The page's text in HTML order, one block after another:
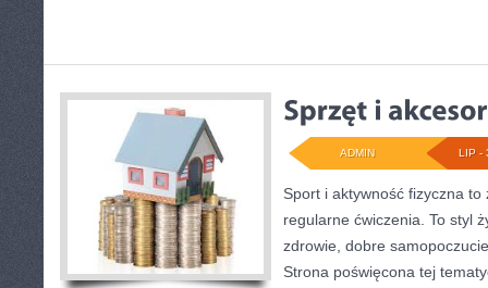
LIP -
ADMIN
Sport i aktywność fizyczna
regularne ćwiczenia. To styl
zdrowie, dobre
Strona poświęcona tej